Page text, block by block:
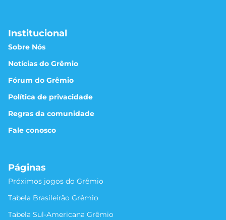
Institucional
Sobre Nós
Notícias do Grêmio
Fórum do Grêmio
Política de privacidade
Regras da comunidade
Fale conosco
Páginas
Próximos jogos do Grêmio
Tabela Brasileirão Grêmio
Tabela Sul-Americana Grêmio